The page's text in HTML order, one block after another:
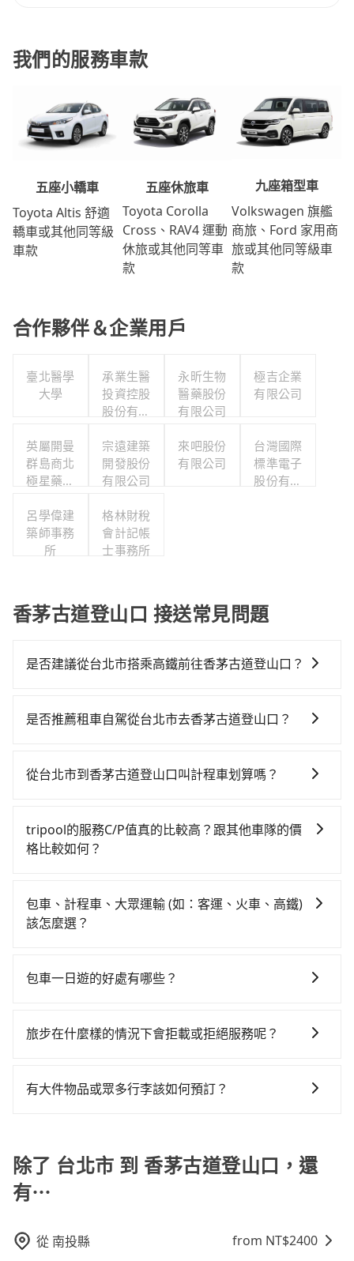
我們的服務車款
五座小轎車
Toyota Altis 舒適
轎車或其他同等級
車款
五座休旅車
Toyota Corolla
Cross、RAV4 運動
休旅或其他同等車
款
九座箱型車
Volkswagen 旗艦
商旅、Ford 家用商
旅或其他同等級車
款
合作夥伴＆企業用戶
臺北醫學
大學
承業生醫
投資控股
股份有限
永昕生物
醫藥股份
有限公司
極吉企業
有限公司
英屬開曼
群島商北
極星藥業
有限公司
宗遠建築
開發股份
有限公司
來吧股份
有限公司
台灣國際
標準電子
股份有限
呂學偉建
築師事務
所
格林財稅
會計記帳
士事務所
香茅古道登山口 接送常見問題
是否建議從台北市搭乘高鐵前往香茅古道登山口？
貴、費時、轉車麻煩！從最早06:26一直到23:00，台北-
元、車程約20分鐘。抵達高鐵站後，步行進站、現場購
價430元，再用5分鐘出站、等待車站前排班的計程車，
搭上小黃後約花40分鐘、車費800元後，抵達香茅古道
為830元。但如果全程使用tripool並到府專車接送，則
每人平均花費約620元，費時1小時38分鐘。選擇搭乘高
來預約tripool！如果你是三人以下要乘車，也可參考
是否推薦租車自駕從台北市去香茅古道登山口？
時不需要閉目養神（因為要自己開車），最重要的是你
$115~205承租小轎車，每公里再額外加收$3.2，從台北
市（萬華區）到香茅古道登山口的花費預估為
時40元路邊停車費用預估進去，但額外的汽車保險與可
能的罰單都需自付。再者，和運的iRent只提供最基本的
或九人座可供選擇，而且無人租車最令人詬病的就是車
樣。另外，偶爾也會遇到明明已經預約了時間但上一位
小的風險。最後，雖然路邊隨租隨還看似方便，但實際
從台北市到香茅古道登山口叫計程車划算嗎？
灣大車隊、Uber、Line Taxi、Yoxi等，如果在路邊攔不
到車，也可考慮打電話至附近的計程車隊，如巨翼計程
可省高達$1,300。但如果要考慮到回程，苗栗縣僅有合
法計程車約380輛，數量約為台北市的1%、密度僅雙北
茅古道登山口的最佳選擇。
tripool的服務C/P值真的比較高？跟其他車隊的價
格比較如何？
市場上稍具規模且合法經營的業者，有以短程與城市為
主的台灣大車隊、大都會、LINE Taxi、Uber，機場接送
單程接送與跨縣市計時包車，不論從哪邊去哪裡（當然
服務，是絕大多數乘客出行的最佳選擇。
包車、計程車、大眾運輸 (如：客運、火車、高鐵)
該怎麼選？
擇： 預算：不同交通工具價格不同，可先確定您的預
比較寬鬆且不介意耗時轉乘可選大眾運輸或較貴的計程
車。 時間：需在特定時間到達目的地可選包車或計程
包車一日遊的好處有哪些？
願和需要來安排行程，其次，包車可以讓您更加深入地
環境中專心欣賞當地美景和文化，讓您的旅程更加輕鬆
旅步在什麼樣的情況下會拒載或拒絕服務呢？
原因，司機有權拒絕服務： 1) 當日搭車人數或行李超過
童的安全，依道路交通安全規則規定，四歲以下的孩童
必須乘坐兒童座椅。 3) 搭乘寵物友善專車卻沒有裝籠。
避免影響行車安全，請您務將寵物置入提籠或提袋內。
有大件物品或眾多行李該如何預訂？
看板、床墊、折疊單車、家電等，在乘客人數不多的情
況下，可以將後座倒放來騰出置物空間。基本上只要不
遮住司機視線、不會破壞車體、不影響行車安全，會讓
並事先透過官網的線上客服洽詢，確認沒問題再下訂。
除了 台北市 到 香茅古道登山口，還
有⋯
從 南投縣 from NT$2400